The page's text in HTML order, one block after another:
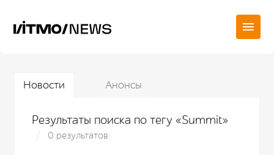
Новости Анонсы
Результаты поиска по тегу «Summit»
0 результатов